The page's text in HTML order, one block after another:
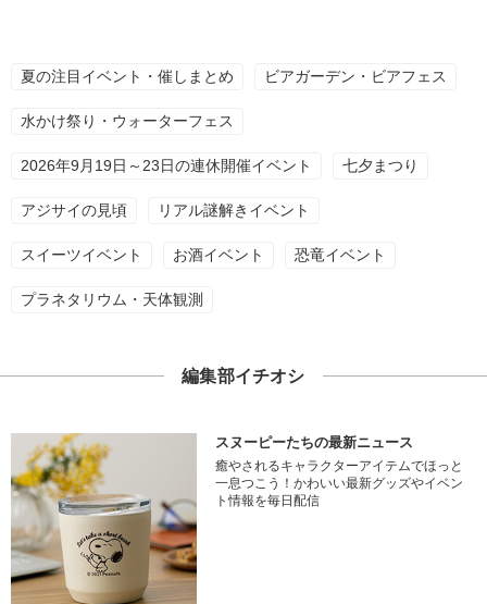
夏の注目イベント・催しまとめ ビアガーデン・ビアフェス
水かけ祭り・ウォーターフェス
2026年9月19日～23日の連休開催イベント 七夕まつり
アジサイの見頃 リアル謎解きイベント
スイーツイベント お酒イベント 恐竜イベント
プラネタリウム・天体観測
編集部イチオシ
スヌーピーたちの最新ニュース
癒やされるキャラクターアイテムでほっと
一息つこう！かわいい最新グッズやイベン
ト情報を毎日配信